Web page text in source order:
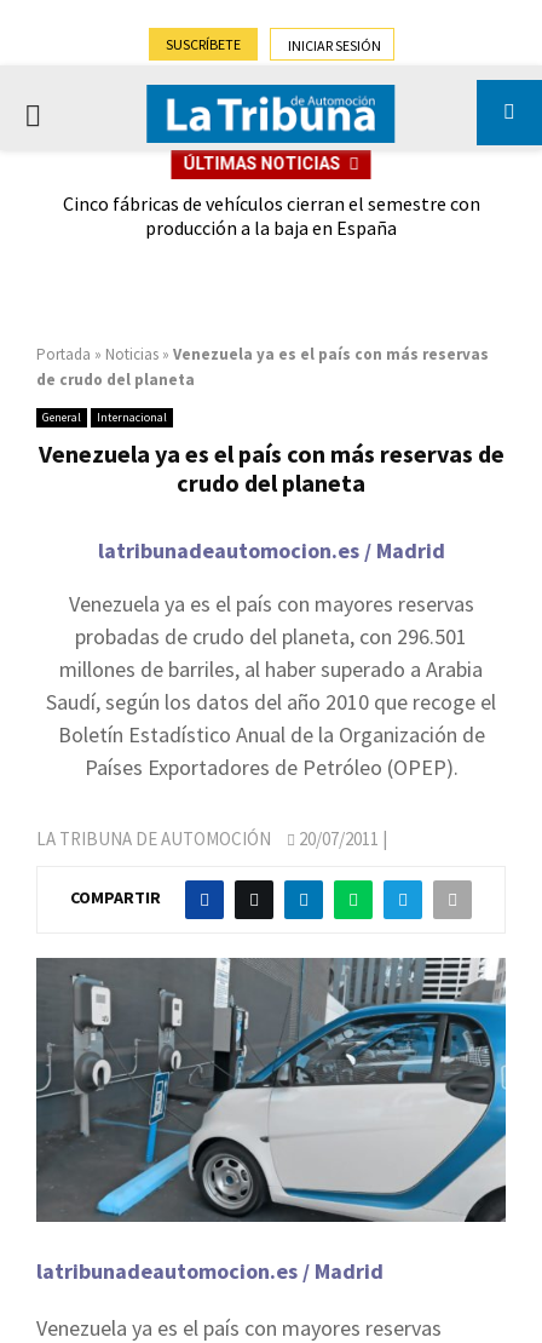
SUSCRÍBETE INICIAR SESIÓN
PRIMARY
ÚLTIMAS NOTICIAS
Cinco fábricas de vehículos cierran el semestre con
producción a la baja en España
Portada » Noticias » Venezuela ya es el país con más reservas
de crudo del planeta
General Internacional
Venezuela ya es el país con más reservas de
crudo del planeta
latribunadeautomocion.es / Madrid
Venezuela ya es el país con mayores reservas
probadas de crudo del planeta, con 296.501
millones de barriles, al haber superado a Arabia
Saudí, según los datos del año 2010 que recoge el
Boletín Estadístico Anual de la Organización de
Países Exportadores de Petróleo (OPEP).
LA TRIBUNA DE AUTOMOCIÓN 20/07/2011 |
COMPARTIR
latribunadeautomocion.es / Madrid
Venezuela ya es el país con mayores reservas